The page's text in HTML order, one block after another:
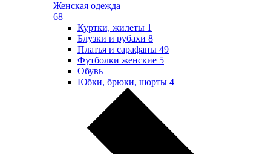
Женская одежда
68
Куртки, жилеты 1
Блузки и рубахи 8
Платья и сарафаны 49
Футболки женские 5
Обувь
Юбки, брюки, шорты 4